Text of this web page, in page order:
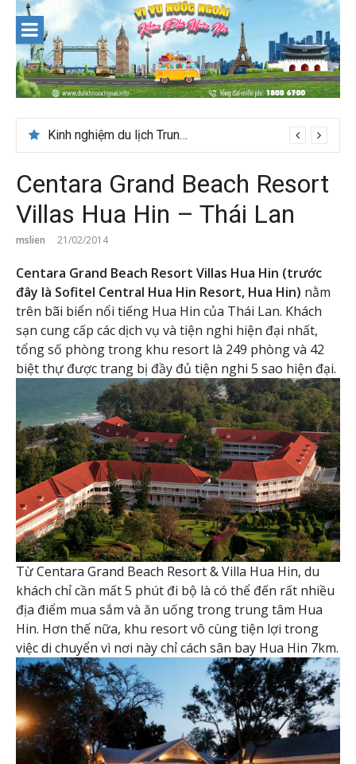
content
Kinh nghiệm du lịch Trung Á lần đầu cho khách Việt
Du lịch Maldives – Lần đầu nên đi đâu, chơi gì?
Centara Grand Beach Resort
Villas Hua Hin – Thái Lan
mslien 21/02/2014
Centara Grand Beach Resort Villas Hua Hin (trước
đây là Sofitel Central Hua Hin Resort, Hua Hin) nằm
trên bãi biển nổi tiếng Hua Hin của Thái Lan. Khách
sạn cung cấp các dịch vụ và tiện nghi hiện đại nhất,
tổng số phòng trong khu resort là 249 phòng và 42
biệt thự được trang bị đầy đủ tiện nghi 5 sao hiện đại.
Từ Centara Grand Beach Resort & Villa Hua Hin, du
khách chỉ cần mất 5 phút đi bộ là có thể đến rất nhiều
địa điểm mua sắm và ăn uống trong trung tâm Hua
Hin. Hơn thế nữa, khu resort vô cùng tiện lợi trong
việc di chuyển vì nơi này chỉ cách sân bay Hua Hin 7km.